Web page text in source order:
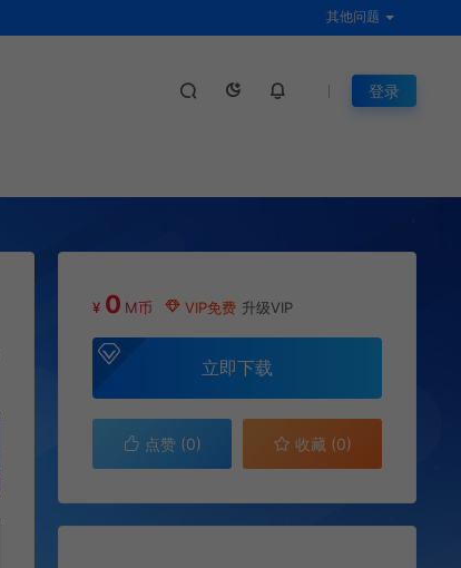
其他问题
登录
¥ 0 M币 VIP免费 升级VIP
立即下载
点赞 (0) 收藏 (0)